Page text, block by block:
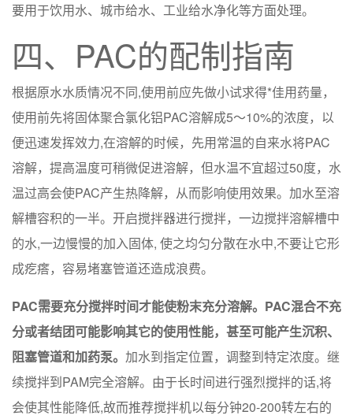
要用于饮用水、城市给水、工业给水净化等方面处理。
四、PAC的配制指南
根据原水水质情况不同,使用前应先做小试求得*佳用药量，
使用前先将固体聚合氯化铝PAC溶解成5～10%的浓度，以
便迅速发挥效力,在溶解的时候，先用常温的自来水将PAC
溶解，提高温度可稍微促进溶解，但水温不宜超过50度，水
温过高会使PAC产生热降解，从而影响使用效果。加水至溶
解槽容积的一半。开启搅拌器进行搅拌，一边搅拌溶解槽中
的水,一边慢慢的加入固体, 使之均匀分散在水中,不要让它形
成疙瘩，容易堵塞管道还造成浪费。
PAC需要充分搅拌时间才能使粉末充分溶解。PAC混合不充
分或者结团可能影响其它的使用性能，甚至可能产生沉积、
阻塞管道和加药泵。 加水到指定位置，调整到特定浓度。继
续搅拌到PAM完全溶解。由于长时间进行强烈搅拌的话,将
会使其性能降低,故而推荐搅拌机以每分钟20-200转左右的